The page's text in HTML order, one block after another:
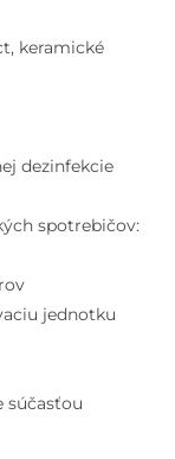
keramické
dezinfekcie
spotrebičov:
jednotku
súčasťou